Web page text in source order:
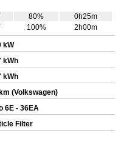
80%
0h25m
100% 2h00m
kW
kWh
kWh
(Volkswagen)
6E - 36EA
Filter